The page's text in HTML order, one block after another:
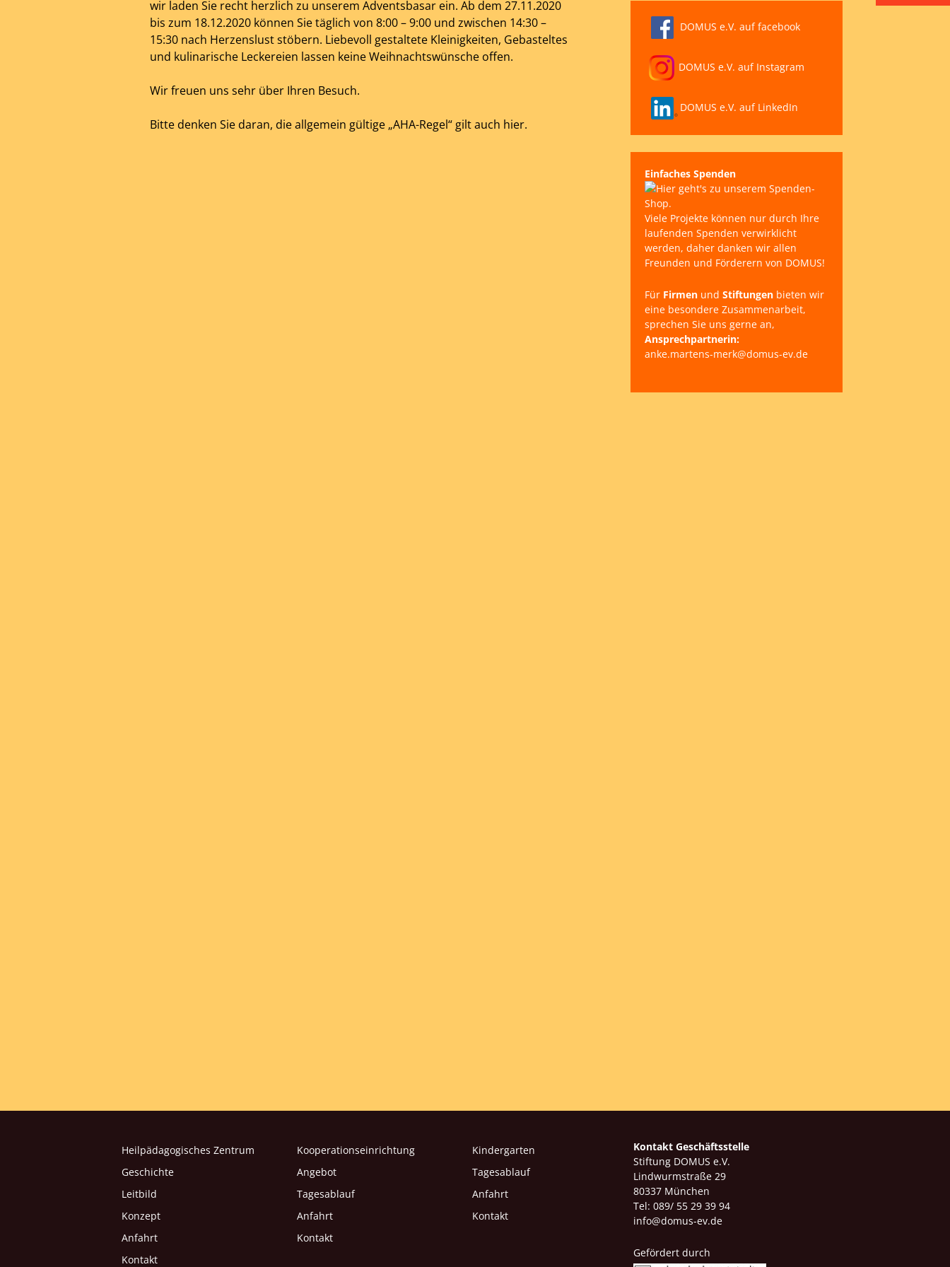
wir laden Sie recht herzlich zu unserem Adventsbasar ein. Ab dem 27.11.2020
bis zum 18.12.2020 können Sie täglich von 8:00 – 9:00 und zwischen 14:30 –
15:30 nach Herzenslust stöbern. Liebevoll gestaltete Kleinigkeiten, Gebasteltes
und kulinarische Leckereien lassen keine Weihnachtswünsche offen.
Wir freuen uns sehr über Ihren Besuch.
Bitte denken Sie daran, die allgemein gültige „AHA-Regel“ gilt auch hier.
DOMUS e.V. auf facebook
DOMUS e.V. auf Instagram
DOMUS e.V. auf LinkedIn
Einfaches Spenden
Viele Projekte können nur durch Ihre
laufenden Spenden verwirklicht
werden, daher danken wir allen
Freunden und Förderern von DOMUS!
Für Firmen und Stiftungen bieten wir
eine besondere Zusammenarbeit,
sprechen Sie uns gerne an,
Ansprechpartnerin:
anke.martens-merk@domus-ev.de
Heilpädagogisches Zentrum
Geschichte
Leitbild
Konzept
Anfahrt
Kontakt
Kooperationseinrichtung
Angebot
Tagesablauf
Anfahrt
Kontakt
Kindergarten
Tagesablauf
Anfahrt
Kontakt
Kontakt Geschäftsstelle
Stiftung DOMUS e.V.
Lindwurmstraße 29
80337 München
Tel: 089/ 55 29 39 94
info@domus-ev.de
Gefördert durch